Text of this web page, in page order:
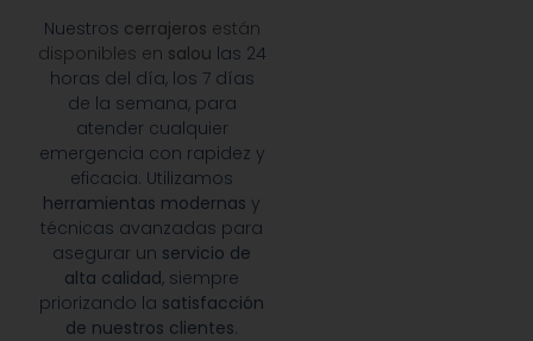
Nuestros cerrajeros están
disponibles en salou las 24
horas del día, los 7 días
de la semana, para
atender cualquier
emergencia con rapidez y
eficacia. Utilizamos
herramientas modernas y
técnicas avanzadas para
asegurar un servicio de
alta calidad, siempre
priorizando la satisfacción
de nuestros clientes.